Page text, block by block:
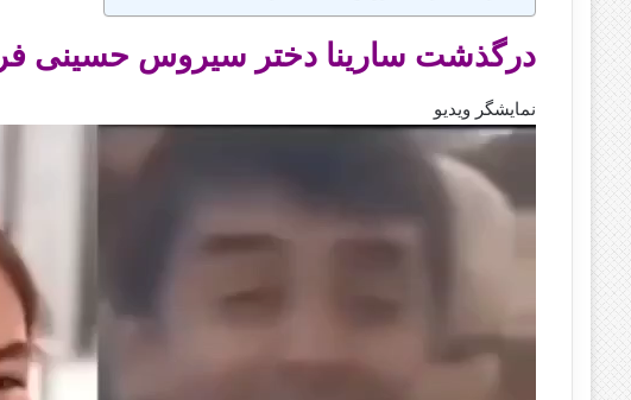
درگذشت سارینا دختر سیروس حسینی فر
نمایشگر ویدیو